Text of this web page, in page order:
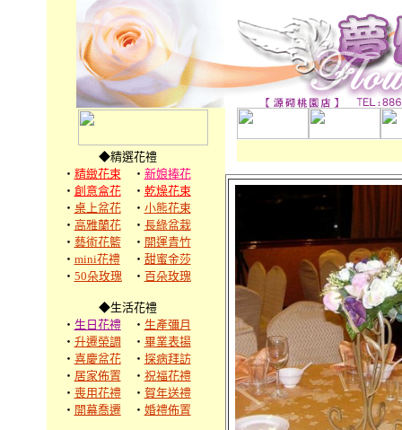
◆精選花禮
‧ 精緻花束 ‧ 新娘捧花
‧ 創意盒花 ‧ 乾燥花束
‧ 桌上盆花 ‧ 小熊花束
‧ 高雅蘭花 ‧ 長綠盆栽
‧ 藝術花籃 ‧ 開運青竹
‧ mini花禮 ‧ 甜蜜金莎
‧ 50朵玫瑰 ‧ 百朵玫瑰
◆生活花禮
‧ 生日花禮 ‧ 生產彌月
‧ 升遷榮調 ‧ 畢業表揚
‧ 喜慶盆花 ‧ 探病拜訪
‧ 居家佈置 ‧ 祝福花禮
‧ 喪用花禮 ‧ 賀年送禮
‧ 開幕喬遷 ‧ 婚禮佈置